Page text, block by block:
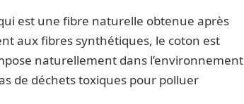
est une fibre naturelle obtenue après
aux fibres synthétiques, le coton est
naturellement dans l’environnement
de déchets toxiques pour polluer